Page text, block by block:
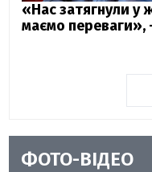
«Нас затягнули у
маємо переваги»,
ФОТО-ВІДЕО